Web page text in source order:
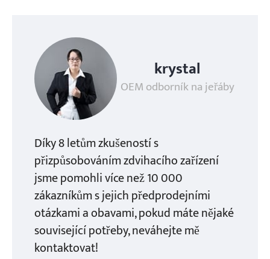
krystal
OEM odborník na jeřáby
Díky 8 letům zkušeností s
přizpůsobováním zdvihacího zařízení
jsme pomohli více než 10 000
zákazníkům s jejich předprodejními
otázkami a obavami, pokud máte nějaké
související potřeby, neváhejte mě
kontaktovat!